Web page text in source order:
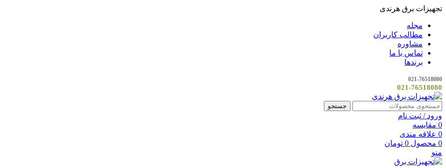
تجهیزات برق هرندی
مجله
مطالب کاربران
مشاوره
تماس با ما
برندها
021-76518080
021-76518080
جستجو
ورود / ثبت نام
0 مقایسه
0 علاقه مندی
0 محصول 0 تومان
منو